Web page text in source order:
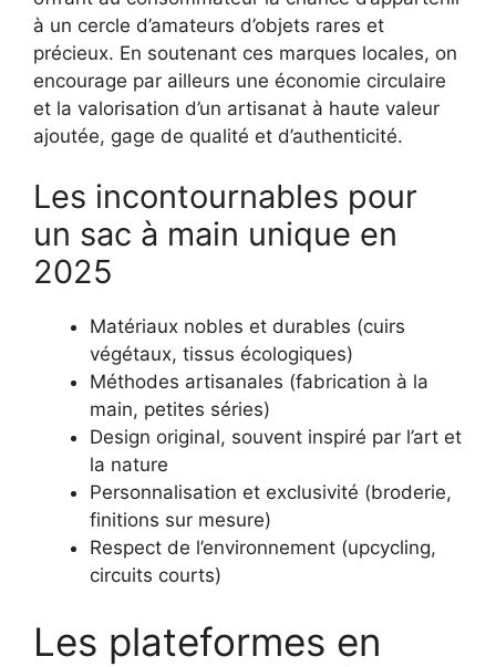
à un cercle d’amateurs d’objets rares et
précieux. En soutenant ces marques locales, on
encourage par ailleurs une économie circulaire
et la valorisation d’un artisanat à haute valeur
ajoutée, gage de qualité et d’authenticité.
Les incontournables pour
un sac à main unique en
2025
Matériaux nobles et durables (cuirs
végétaux, tissus écologiques)
Méthodes artisanales (fabrication à la
main, petites séries)
Design original, souvent inspiré par l’art et
la nature
Personnalisation et exclusivité (broderie,
finitions sur mesure)
Respect de l’environnement (upcycling,
circuits courts)
Les plateformes en